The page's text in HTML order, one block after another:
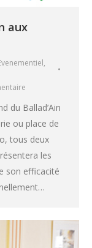
aux
,
du Ballad’Ain
ou place de
tous deux
les
son efficacité